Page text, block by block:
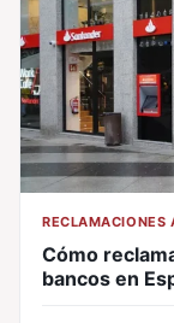
RECLAMACIONES
Cómo
bancos en